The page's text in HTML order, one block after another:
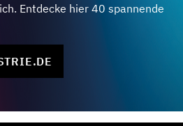
Entdecke hier 40 spannende